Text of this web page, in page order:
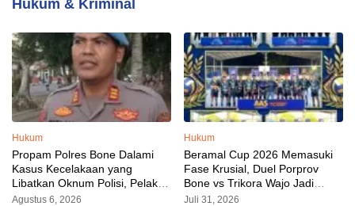
Hukum & Kriminal
Hukum
Propam Polres Bone Dalami
Kasus Kecelakaan yang
Libatkan Oknum Polisi, Pelaku
Sudah Diamankan
Agustus 6, 2026
Hukum
Beramal Cup 2026 Memasuki
Fase Krusial, Duel Porprov
Bone vs Trikora Wajo Jadi
Sorotan Malam Ini
Juli 31, 2026